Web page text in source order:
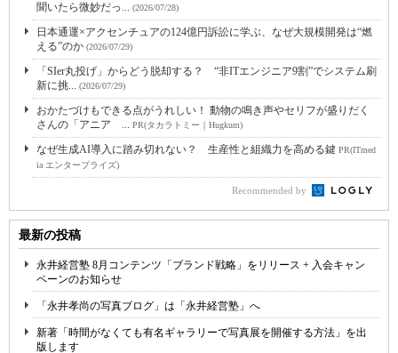
聞いたら微妙だっ... (2026/07/28)
日本通運×アクセンチュアの124億円訴訟に学ぶ、なぜ大規模開発は“燃
える”のか (2026/07/29)
「SIer丸投げ」からどう脱却する？ “非ITエンジニア9割”でシステム刷
新に挑... (2026/07/29)
おかたづけもできる点がうれしい！ 動物の鳴き声やセリフが盛りだく
さんの「アニア ... PR(タカラトミー｜Hugkum)
なぜ生成AI導入に踏み切れない？ 生産性と組織力を高める鍵 PR(ITmed
ia エンタープライズ)
Recommended by
最新の投稿
永井経営塾 8月コンテンツ「ブランド戦略」をリリース + 入会キャン
ペーンのお知らせ
「永井孝尚の写真ブログ」は「永井経営塾」へ
新著「時間がなくても有名ギャラリーで写真展を開催する方法」を出
版します